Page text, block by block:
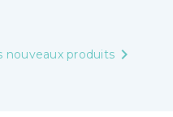
nouveaux produits 